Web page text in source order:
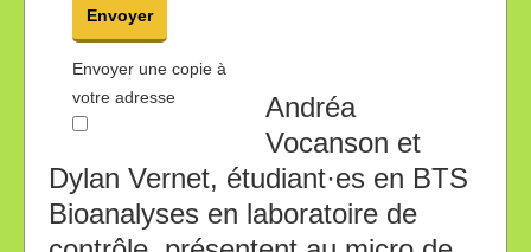
Envoyer
Envoyer une copie à
votre adresse
Andréa
Vocanson et
Dylan Vernet, étudiant·es en BTS
Bioanalyses en laboratoire de